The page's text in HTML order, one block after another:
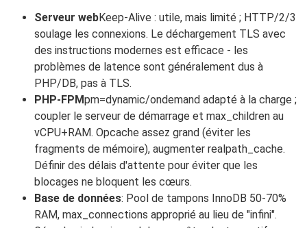
Serveur webKeep-Alive : utile, mais limité ; HTTP/2/3
soulage les connexions. Le déchargement TLS avec
des instructions modernes est efficace - les
problèmes de latence sont généralement dus à
PHP/DB, pas à TLS.
PHP-FPMpm=dynamic/ondemand adapté à la charge ;
coupler le serveur de démarrage et max_children au
vCPU+RAM. Opcache assez grand (éviter les
fragments de mémoire), augmenter realpath_cache.
Définir des délais d'attente pour éviter que les
blocages ne bloquent les cœurs.
Base de données: Pool de tampons InnoDB 50-70%
RAM, max_connections approprié au lieu de "infini".